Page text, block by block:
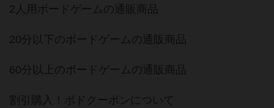
2人用ボードゲームの通販商品
20分以下のボードゲームの通販商品
60分以上のボードゲームの通販商品
割引購入！ボドクーポンについて